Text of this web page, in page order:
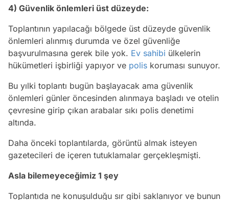
4) Güvenlik önlemleri üst düzeyde:
Toplantının yapılacağı bölgede üst düzeyde güvenlik
önlemleri alınmış durumda ve özel güvenliğe
başvurulmasına gerek bile yok. Ev sahibi ülkelerin
hükümetleri işbirliği yapıyor ve polis koruması sunuyor.
Bu yılki toplantı bugün başlayacak ama güvenlik
önlemleri günler öncesinden alınmaya başladı ve otelin
çevresine girip çıkan arabalar sıkı polis denetimi
altında.
Daha önceki toplantılarda, görüntü almak isteyen
gazetecileri de içeren tutuklamalar gerçekleşmişti.
Asla bilemeyeceğimiz 1 şey
Toplantıda ne konuşulduğu sır gibi saklanıyor ve bunun